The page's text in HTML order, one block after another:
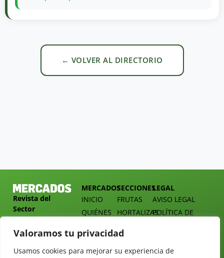
Valoramos tu privacidad
Usamos cookies para mejorar su experiencia de
← VOLVER AL DIRECTORIO
Revista del
Sector
Hortofrutícola
Presidente
MERCADOS
INICIO
QUIÉNES
DOSSIER
TARIFAS
SECCIONES
FRUTAS
HORTALIZAS
MERCADOS
ALIMENTACIÓN
LEGAL
AVISO LEGAL
POLÍTICA DE